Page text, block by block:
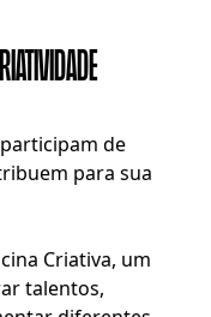
de
para sua
Criativa, um
talentos,